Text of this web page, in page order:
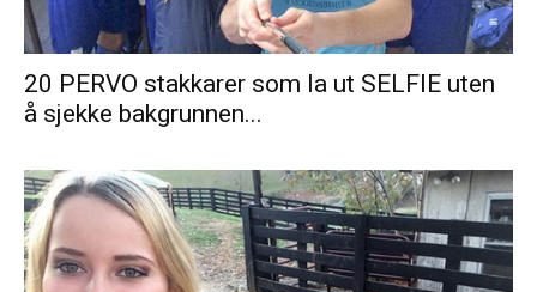
20 PERVO stakkarer som la ut SELFIE uten
å sjekke bakgrunnen...